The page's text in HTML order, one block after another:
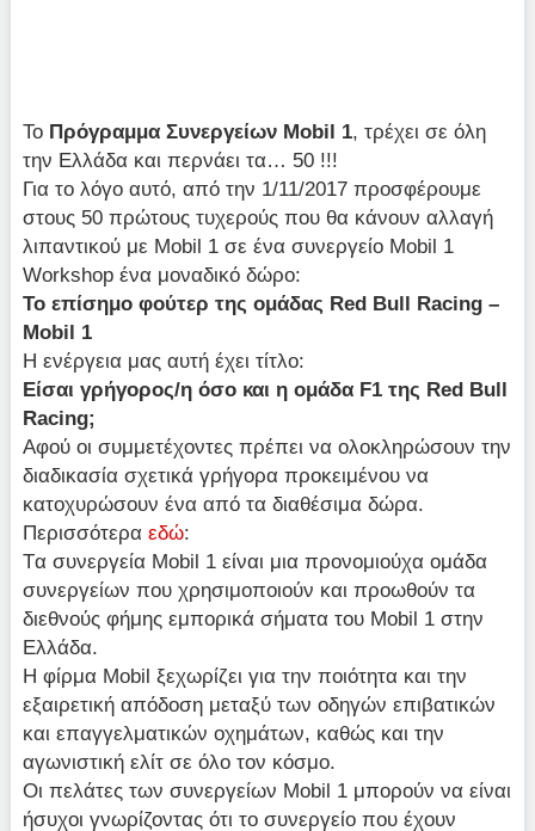
Το Πρόγραμμα Συνεργείων Mobil 1, τρέχει σε όλη
την Ελλάδα και περνάει τα… 50 !!!
Για το λόγο αυτό, από την 1/11/2017 προσφέρουμε
στους 50 πρώτους τυχερούς που θα κάνουν αλλαγή
λιπαντικού με Mobil 1 σε ένα συνεργείο Mobil 1
Workshop ένα μοναδικό δώρο:
Το επίσημο φούτερ της ομάδας Red Bull Racing –
Mobil 1
Η ενέργεια μας αυτή έχει τίτλο:
Είσαι γρήγορος/η όσο και η ομάδα F1 της Red Bull
Racing;
Αφού οι συμμετέχοντες πρέπει να ολοκληρώσουν την
διαδικασία σχετικά γρήγορα προκειμένου να
κατοχυρώσουν ένα από τα διαθέσιμα δώρα.
Περισσότεραεδώ:
Tα συνεργεία Mobil 1 είναι μια προνομιούχα ομάδα
συνεργείων που χρησιμοποιούν και προωθούν τα
διεθνούς φήμης εμπορικά σήματα του Mobil 1 στην
Ελλάδα.
Η φίρμα Mobil ξεχωρίζει για την ποιότητα και την
εξαιρετική απόδοση μεταξύ των οδηγών επιβατικών
και επαγγελματικών οχημάτων, καθώς και την
αγωνιστική ελίτ σε όλο τον κόσμο.
Οι πελάτες των συνεργείων Mobil 1 μπορούν να είναι
ήσυχοι γνωρίζοντας ότι το συνεργείο που έχουν